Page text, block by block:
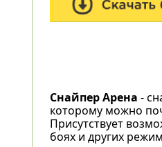
Снайпер Арена -
которому можно
Присутствует
боях и других